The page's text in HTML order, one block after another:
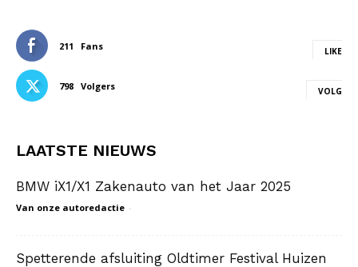
211 Fans LIKE
798 Volgers VOLG
LAATSTE NIEUWS
BMW iX1/X1 Zakenauto van het Jaar 2025
Van onze autoredactie -
Spetterende afsluiting Oldtimer Festival Huizen